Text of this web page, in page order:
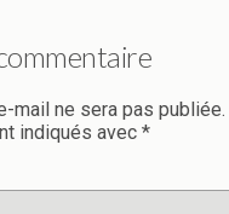
mail ne sera pas publiée.
indiqués avec *